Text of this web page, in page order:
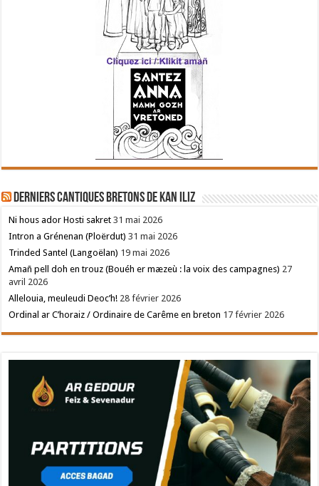
Derniers cantiques bretons de Kan Iliz
Ni hous ador Hosti sakret 31 mai 2026
Intron a Grénenan (Ploërdut) 31 mai 2026
Trinded Santel (Langoëlan) 19 mai 2026
Amañ pell doh en trouz (Bouéh er mæzeù : la voix des campagnes) 27
avril 2026
Allelouia, meuleudi Deoc’h! 28 février 2026
Ordinal ar C’horaiz / Ordinaire de Carême en breton 17 février 2026